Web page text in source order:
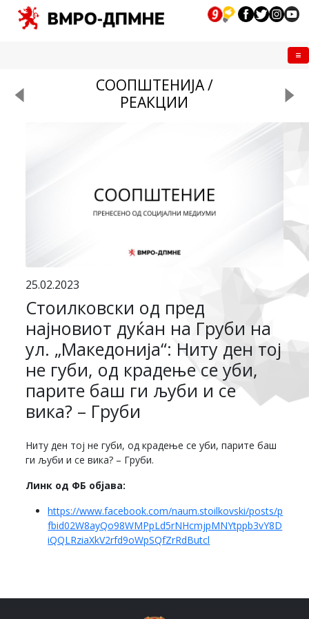
СООПШТЕНИЈА /
РЕАКЦИИ
25.02.2023
Стоилковски од пред
најновиот дуќан на Груби на
ул. „Македонија“: Ниту ден тој
не губи, од крадење се уби,
парите баш ги љуби и се
вика? – Груби
Ниту ден тој не губи, од крадење се уби, парите баш
ги љуби и се вика? – Груби.
Линк од ФБ објава:
https://www.facebook.com/naum.stoilkovski/posts/p
fbid02W8ayQo98WMPpLd5rNHcmjpMNYtppb3vY8D
iQQLRziaXkV2rfd9oWpSQfZrRdButcl